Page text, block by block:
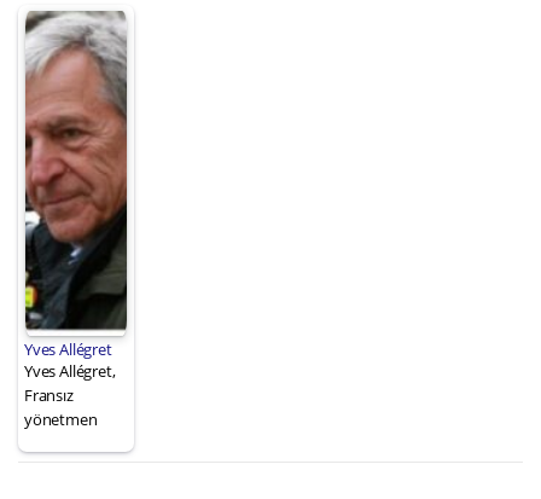
Yves Allégret
Yves Allégret,
Fransız
yönetmen